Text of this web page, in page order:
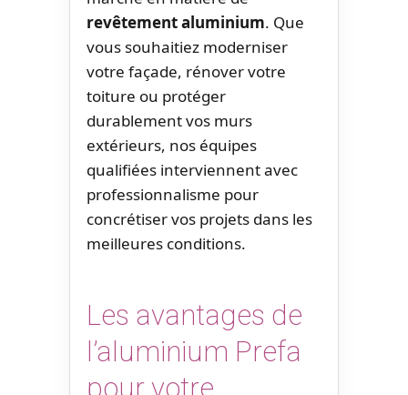
revêtement aluminium. Que
vous souhaitiez moderniser
votre façade, rénover votre
toiture ou protéger
durablement vos murs
extérieurs, nos équipes
qualifiées interviennent avec
professionnalisme pour
concrétiser vos projets dans les
meilleures conditions.
Les avantages de
l’aluminium Prefa
pour votre